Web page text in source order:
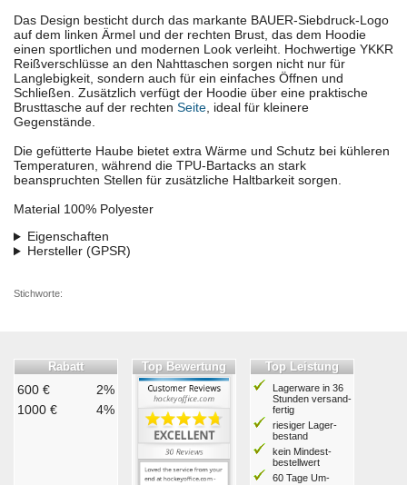
Das Design besticht durch das markante BAUER-Siebdruck-Logo
auf dem linken Ärmel und der rechten Brust, das dem Hoodie
einen sportlichen und modernen Look verleiht. Hochwertige YKKR
Reißverschlüsse an den Nahttaschen sorgen nicht nur für
Langlebigkeit, sondern auch für ein einfaches Öffnen und
Schließen. Zusätzlich verfügt der Hoodie über eine praktische
Brusttasche auf der rechten Seite, ideal für kleinere
Gegenstände.
Die gefütterte Haube bietet extra Wärme und Schutz bei kühleren
Temperaturen, während die TPU-Bartacks an stark
beanspruchten Stellen für zusätzliche Haltbarkeit sorgen.
Material 100% Polyester
Eigenschaften
Hersteller (GPSR)
Stichworte:
Rabatt
600 €
2%
1000 €
4%
Top Bewertung Top Leistung
Lagerware in 36
Stunden ver­sand­
fertig
riesiger Lager­
bestand
kein Mindest­
bestell­wert
60 Tage Um­